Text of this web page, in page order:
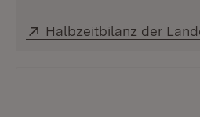
Extern:
Halbzeitbilanz der